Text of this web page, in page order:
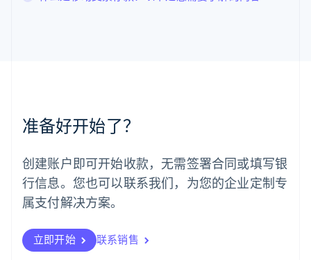
准备好开始了？
创建账户即可开始收款，无需签署合同或填写银
行信息。您也可以联系我们，为您的企业定制专
属支付解决方案。
立即开始 联系销售
挪威
葡萄牙
Português English
日本
日本語English
瑞典
瑞士
DeutschFrançais